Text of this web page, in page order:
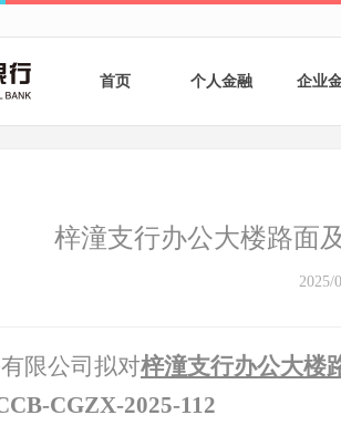
首页 个人金融
财富管理
企业
票据
梓潼支行办公大楼路面
2025/
限公司拟对梓潼支行办公大楼
CGZX-2025-112